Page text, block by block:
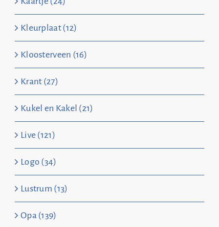
Kleurplaat (12)
Kloosterveen (16)
Krant (27)
Kukel en Kakel (21)
Live (121)
Logo (34)
Lustrum (13)
Opa (139)